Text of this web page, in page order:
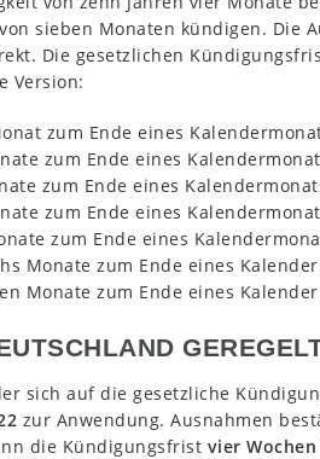
sieben Monaten kündigen. Die
Die gesetzlichen
Version:
zum Ende eines
zum Ende eines
zum Ende eines
zum Ende eines
zum Ende eines
Monate zum Ende eines
Monate zum Ende eines
sich auf die gesetzliche
zur Anwendung. Ausnahmen
die Kündigungsfrist vier Wochen